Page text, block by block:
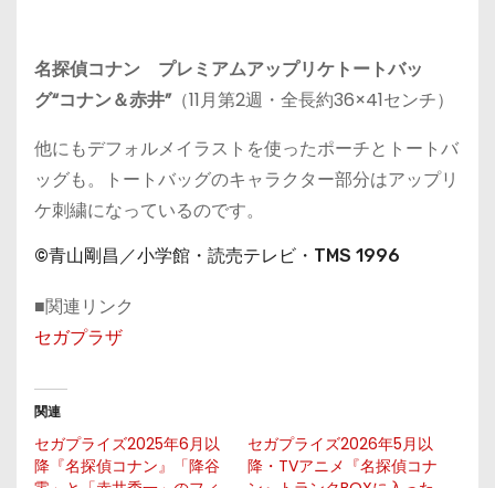
名探偵コナン プレミアムアップリケトートバッ
グ“コナン＆赤井”（11月第2週・全長約36×41センチ）
他にもデフォルメイラストを使ったポーチとトートバ
ッグも。トートバッグのキャラクター部分はアップリ
ケ刺繍になっているのです。
©青山剛昌／小学館・読売テレビ・TMS 1996
■関連リンク
セガプラザ
関連
セガプライズ2025年6月以
降『名探偵コナン』「降谷
セガプライズ2026年5月以
降・TVアニメ『名探偵コナ